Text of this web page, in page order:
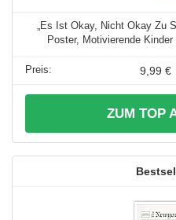
„Es Ist Okay, Nicht Okay Zu
Poster, Motivierende
9,99 €
ZUM TOP